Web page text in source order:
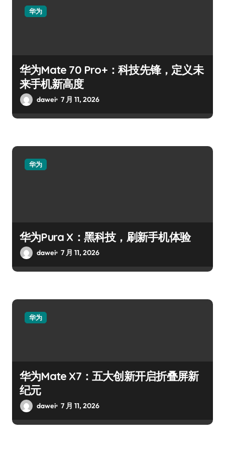
华为
华为Mate 70 Pro+：科技先锋，定义未
来手机新高度
dawei 7 月 11, 2026
华为
华为Pura X：黑科技，刷新手机体验
dawei 7 月 11, 2026
华为
华为Mate X7：五大创新开启折叠屏新
纪元
dawei 7 月 11, 2026